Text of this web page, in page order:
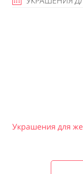
Украшения для